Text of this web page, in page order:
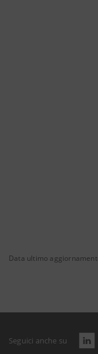
Data ultimo
Seguici anche su